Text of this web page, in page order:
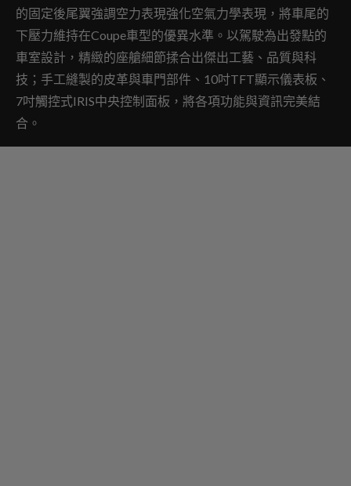
的固定後尾翼強調空力表現強化空氣力學表現，將車尾的
下壓力維持在Coupe車型的優異水準。以駕駛為出發點的
車室設計，精緻的座艙細節揉合出傑出工藝、品質與科
技；手工縫製的皮革與車門部件、10吋TFT顯示儀表板、
7吋觸控式IRIS中央控制面板，將各項功能與資訊完美結
合。